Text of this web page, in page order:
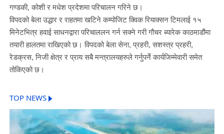
गण्डकी, कोशी र मधेश प्रदेशमा परिचालन गरिने छ।
विपदको बेला उद्धार र राहतमा खटिने कम्पोजिट क्विक रियाक्सन टिमलाई १५
मिनेटभित्र हवाई साधनद्वारा परिचाललन गर्न सक्ने गरी गौचर ब्यारेक काठमाडौंमा
तयारी हालतमा राखिएको छ। विपदको बेला सेना, प्रहरी, सशस्त्र प्रहरी,
रेडक्रस, निजी क्षेत्र र प्राय सबै मन्त्रालयहरुले गर्नुपर्ने कार्यजिम्मेवारी समेत
तोकिएको छ।
TOP NEWS